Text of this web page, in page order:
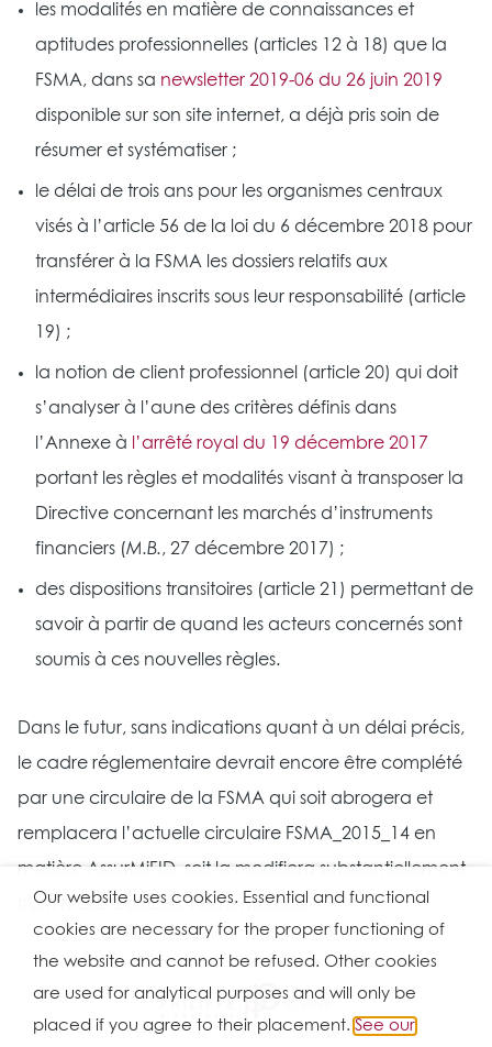
les modalités en matière de connaissances et
aptitudes professionnelles (articles 12 à 18) que la
FSMA, dans sa newsletter 2019-06 du 26 juin 2019
disponible sur son site internet, a déjà pris soin de
résumer et systématiser ;
le délai de trois ans pour les organismes centraux
visés à l’article 56 de la loi du 6 décembre 2018 pour
transférer à la FSMA les dossiers relatifs aux
intermédiaires inscrits sous leur responsabilité (article
19) ;
la notion de client professionnel (article 20) qui doit
s’analyser à l’aune des critères définis dans
l’Annexe à
l’arrêté royal du 19 décembre 2017
portant les règles et modalités visant à transposer la
Directive concernant les marchés d’instruments
financiers (M.B., 27 décembre 2017) ;
des dispositions transitoires (article 21) permettant de
savoir à partir de quand les acteurs concernés sont
soumis à ces nouvelles règles.
Dans le futur, sans indications quant à un délai précis,
le cadre réglementaire devrait encore être complété
par une circulaire de la FSMA qui soit abrogera et
remplacera l’actuelle circulaire FSMA_2015_14 en
matière AssurMiFID, soit la modifiera substantiellement.
from Marc Gouden,Pierre Moreau
Our website uses cookies. Essential and functional
cookies are necessary for the proper functioning of
the website and cannot be refused. Other cookies
are used for analytical purposes and will only be
placed if you agree to their placement. See our